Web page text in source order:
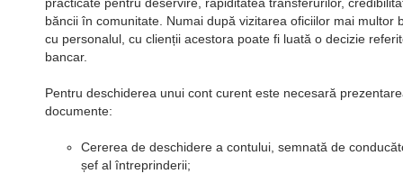
practicate pentru deservire, rapiditatea transferurilor,
băncii în comunitate. Numai după vizitarea oficiilor mai multor
cu personalul, cu clienții acestora poate fi luată o decizie
bancar.
Pentru deschiderea unui cont curent este necesară
documente:
Cererea de deschidere a contului, semnată de
șef al întreprinderii;